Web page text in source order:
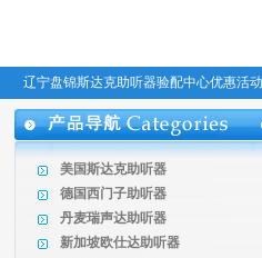
辽宁盘锦斯达克助听器验配中心优惠活
美国斯达克助听器
德国西门子助听器
丹麦瑞声达助听器
新加坡欧仕达助听器